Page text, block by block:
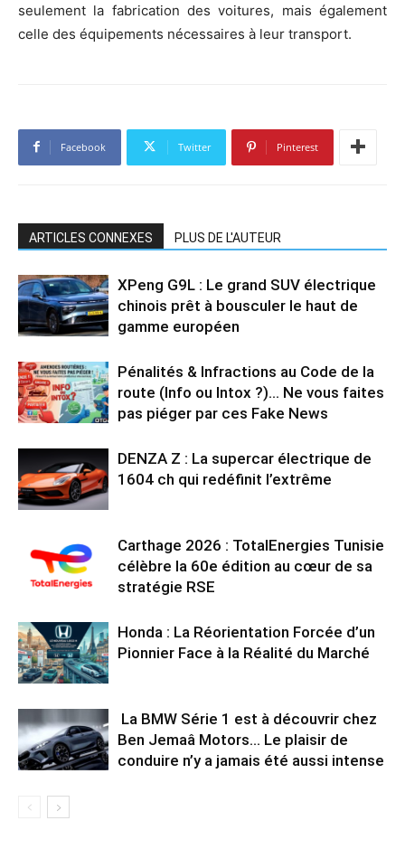
seulement la fabrication des voitures, mais également
celle des équipements nécessaires à leur transport.
Facebook Twitter Pinterest
ARTICLES CONNEXES PLUS DE L'AUTEUR
XPeng G9L : Le grand SUV électrique
chinois prêt à bousculer le haut de
gamme européen
Pénalités & Infractions au Code de la
route (Info ou Intox ?)… Ne vous faites
pas piéger par ces Fake News
DENZA Z : La supercar électrique de
1604 ch qui redéfinit l’extrême
Carthage 2026 : TotalEnergies Tunisie
célèbre la 60e édition au cœur de sa
stratégie RSE
Honda : La Réorientation Forcée d’un
Pionnier Face à la Réalité du Marché
La BMW Série 1 est à découvrir chez
Ben Jemaâ Motors… Le plaisir de
conduire n’y a jamais été aussi intense